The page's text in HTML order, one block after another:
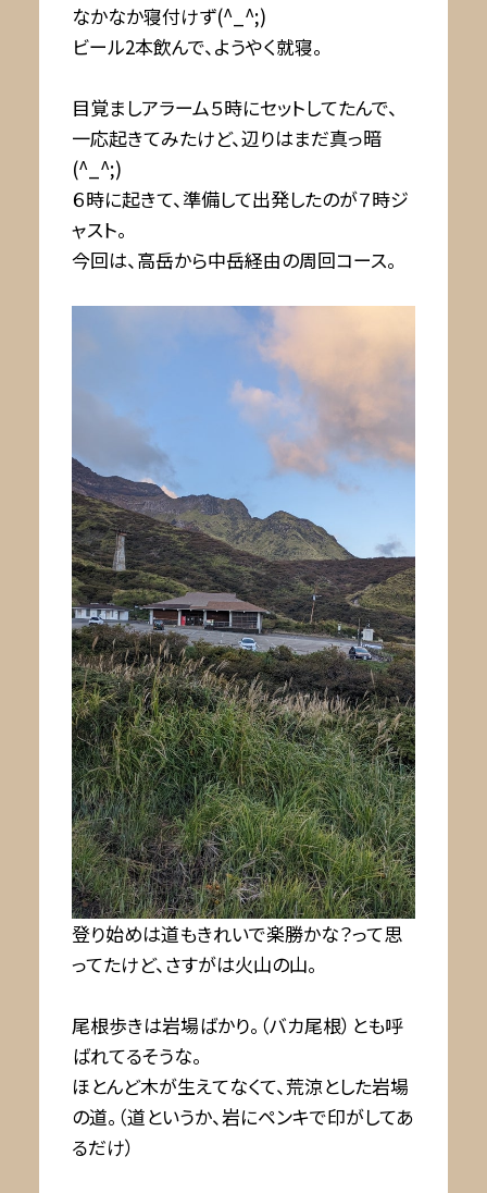
なかなか寝付けず(^_^;)
ビール2本飲んで、ようやく就寝。
目覚ましアラーム５時にセットしてたんで、
一応起きてみたけど、辺りはまだ真っ暗
(^_^;)
６時に起きて、準備して出発したのが７時ジ
ャスト。
今回は、高岳から中岳経由の周回コース。
登り始めは道もきれいで楽勝かな？って思
ってたけど、さすがは火山の山。
尾根歩きは岩場ばかり。（バカ尾根）とも呼
ばれてるそうな。
ほとんど木が生えてなくて、荒涼とした岩場
の道。（道というか、岩にペンキで印がしてあ
るだけ）